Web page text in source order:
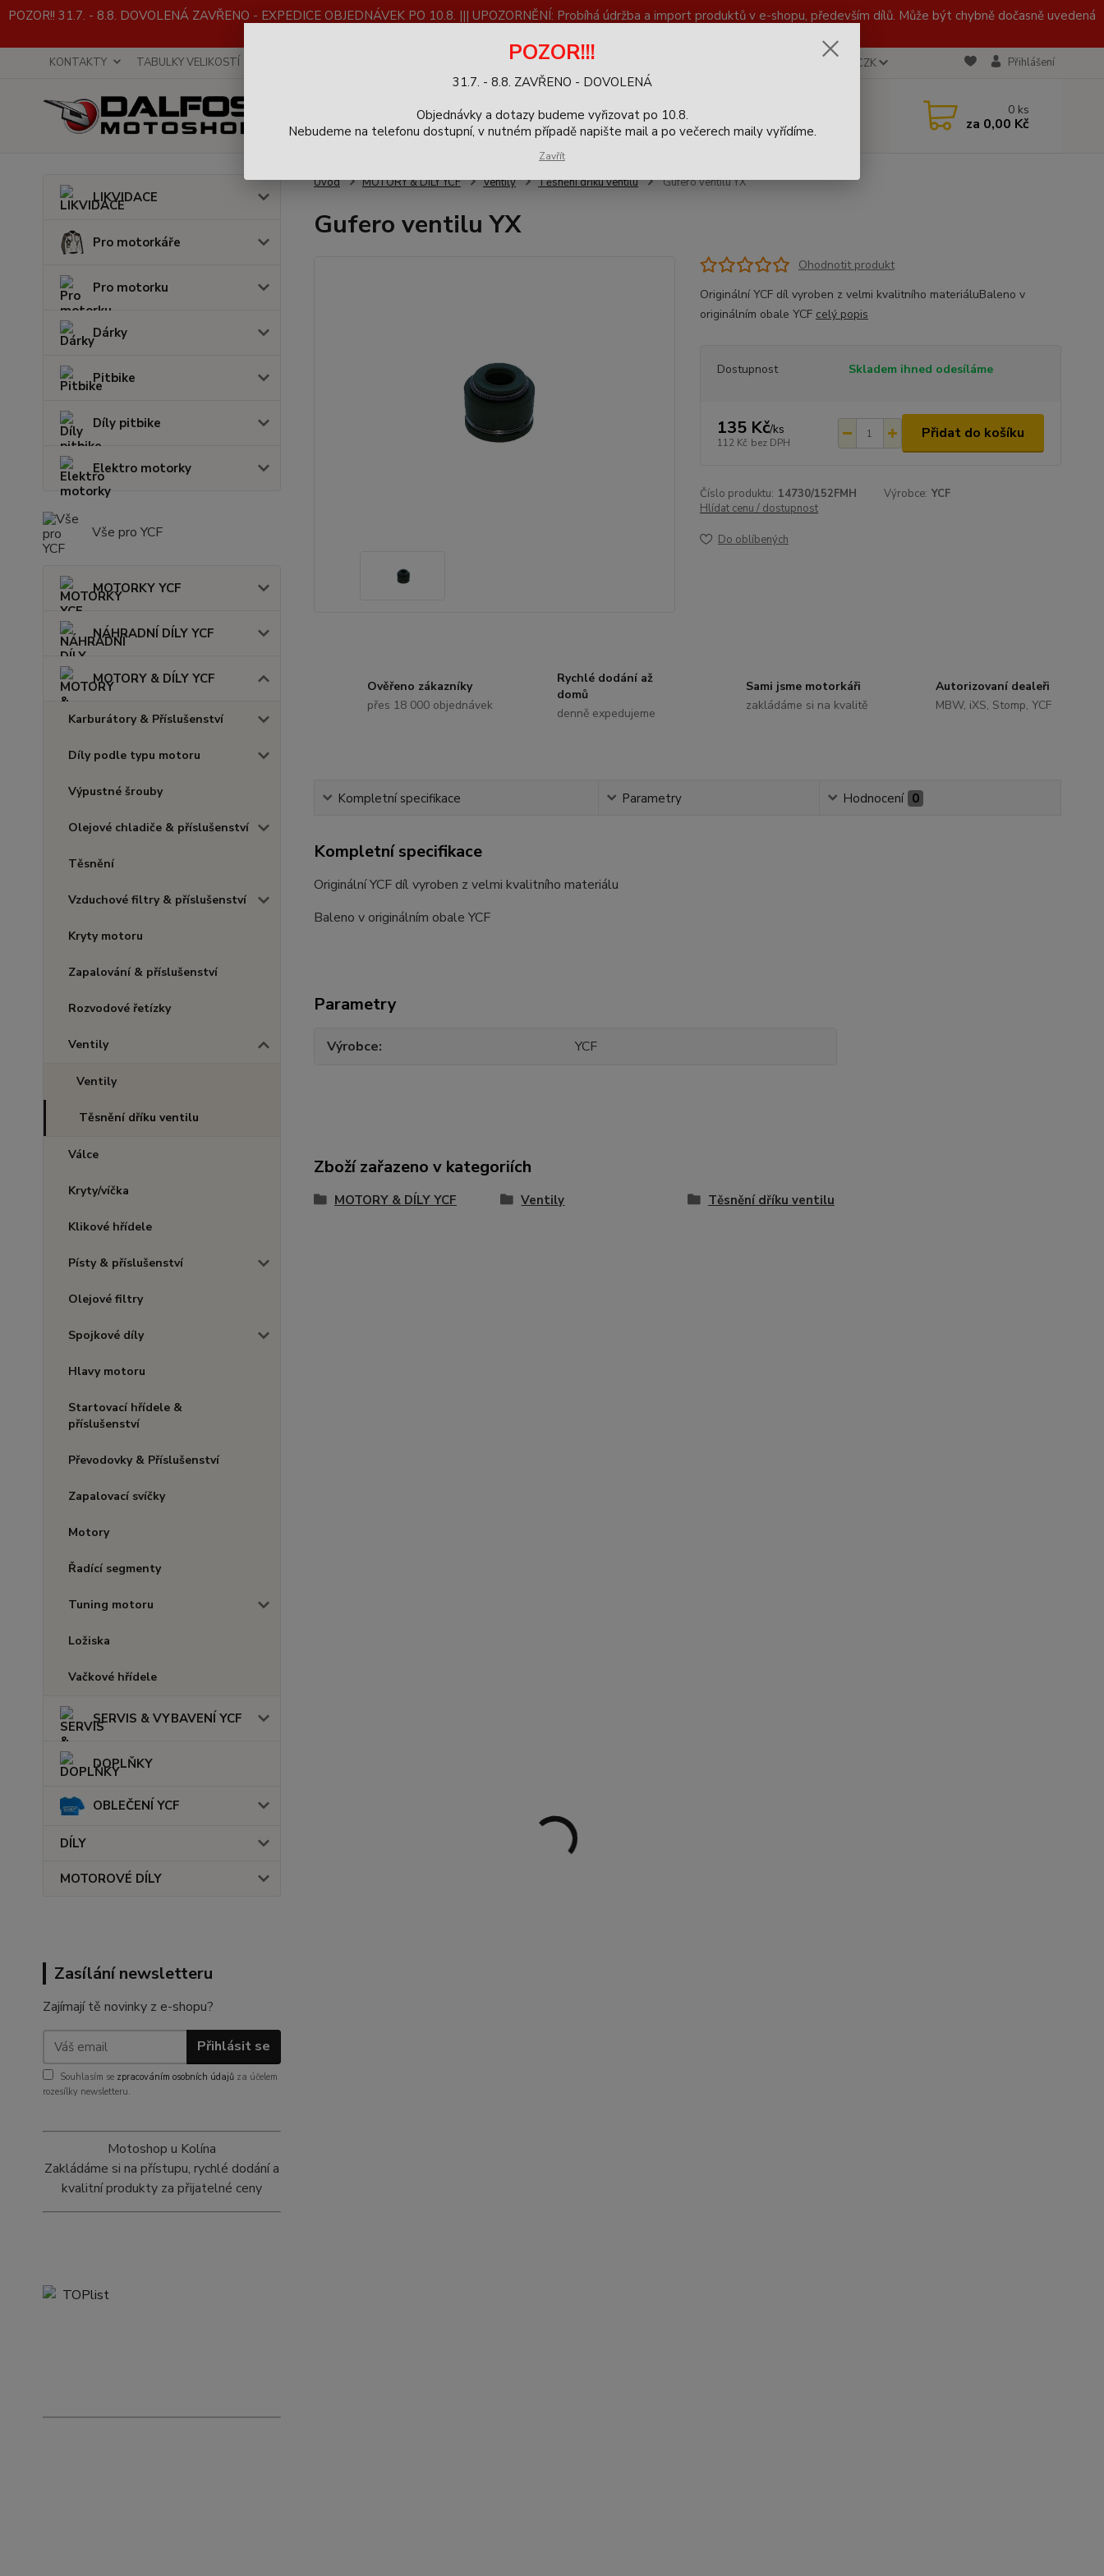
POZOR!! 31.7. - 8.8. DOVOLENÁ ZAVŘENO - EXPEDICE OBJEDNÁVEK PO 10.8. ||| UPOZORNĚNÍ: Probíhá údržba a import produktů v e-shopu, především dílů. Může být chybně dočasně uvedená
KONTAKTY TABULKY VELIKOSTÍ Zpětný odběr výrobků CZK Přihlášení
Hledat 9-16h
0 ks
za 0,00 Kč
LIKVIDACE
Pro motorkáře
Pro motorku
Dárky
Pitbike
Díly pitbike
Elektro motorky
Vše pro YCF
MOTORKY YCF
NÁHRADNÍ DÍLY YCF
MOTORY & DÍLY YCF
Karburátory & Příslušenství
Díly podle typu motoru
Výpustné šrouby
Olejové chladiče & příslušenství
Těsnění
Vzduchové filtry & příslušenství
Kryty motoru
Zapalování & příslušenství
Rozvodové řetízky
Ventily
Ventily
Těsnění dříku ventilu
Válce
Kryty/víčka
Klikové hřídele
Písty & příslušenství
Olejové filtry
Spojkové díly
Hlavy motoru
Startovací hřídele &
příslušenství
Převodovky & Příslušenství
Zapalovací svíčky
Motory
Řadící segmenty
Tuning motoru
Ložiska
Vačkové hřídele
SERVIS & VYBAVENÍ YCF
DOPLŇKY
OBLEČENÍ YCF
DÍLY
MOTOROVÉ DÍLY
Zasílání newsletteru
Zajímají tě novinky z e-shopu?
Přihlásit se
Souhlasím se zpracováním osobních údajů za účelem
rozesílky newsletteru.
Motoshop u Kolína
Zakládáme si na přístupu, rychlé dodání a
kvalitní produkty za přijatelné ceny
Úvod MOTORY & DÍLY YCF Ventily Těsnění dříku ventilu Gufero ventilu YX
Gufero ventilu YX
Ohodnotit produkt
Originální YCF díl vyroben z velmi kvalitního materiáluBaleno v
originálním obale YCF celý popis
Dostupnost Skladem ihned odesíláme
135 Kč/ks
112 Kč bez DPH
Přidat do košíku
Číslo produktu: 14730/152FMH Výrobce: YCF
Hlídat cenu / dostupnost
Do oblíbených
Ověřeno zákazníky
přes 18 000 objednávek
Rychlé dodání až
domů
denně expedujeme
Sami jsme motorkáři
zakládáme si na kvalitě
Autorizovaní dealeři
MBW, iXS, Stomp, YCF
Kompletní specifikace Parametry Hodnocení 0
Kompletní specifikace
Originální YCF díl vyroben z velmi kvalitního materiálu
Baleno v originálním obale YCF
Parametry
Výrobce YCF
Zboží zařazeno v kategoriích
MOTORY & DÍLY YCF Ventily Těsnění dříku ventilu
POZOR!!!
31.7. - 8.8. ZAVŘENO - DOVOLENÁ
Objednávky a dotazy budeme vyřizovat po 10.8.
Nebudeme na telefonu dostupní, v nutném případě napište mail a po večerech maily vyřídíme.
Zavřít